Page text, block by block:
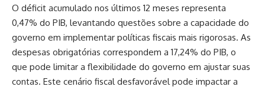
O déficit acumulado nos últimos 12 meses representa
0,47% do PIB, levantando questões sobre a capacidade do
governo em implementar políticas fiscais mais rigorosas. As
despesas obrigatórias correspondem a 17,24% do PIB, o
que pode limitar a flexibilidade do governo em ajustar suas
contas. Este cenário fiscal desfavorável pode impactar a